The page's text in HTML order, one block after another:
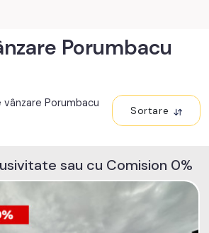
Porumbacu
Porumbacu
Sortare
sau cu Comision 0%